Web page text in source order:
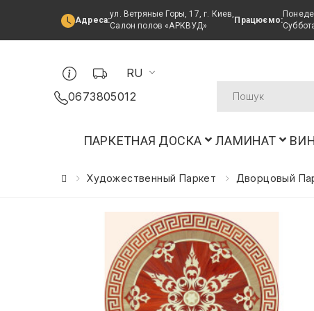
Адреса:
ул. Ветряные Горы, 17, г. Киев,
Салон полов «АРКВУД»
Працюємо:
RU
0673805012
ПАРКЕТНАЯ ДОСКА ЛАМИНАТ
Художественный Паркет Дворцовый